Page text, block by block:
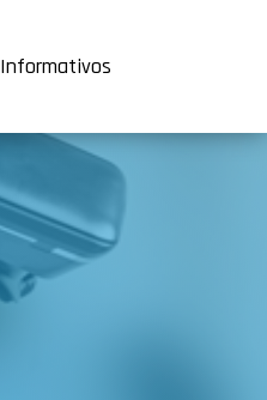
Informativos